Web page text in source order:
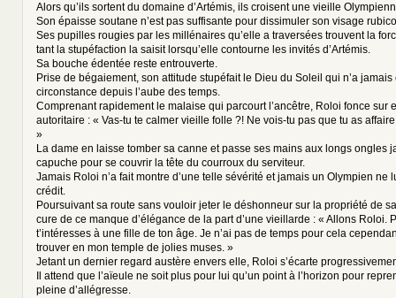
Alors qu’ils sortent du domaine d’Artémis, ils croisent une vieille
Son épaisse soutane n’est pas suffisante pour dissimuler son visage
Ses pupilles rougies par les millénaires qu’elle a traversées trouvent la
tant la stupéfaction la saisit lorsqu’elle contourne les invités d’Artémis.
Sa bouche édentée reste entrouverte.
Prise de bégaiement, son attitude stupéfait le Dieu du Soleil qui n’a
circonstance depuis l’aube des temps.
Comprenant rapidement le malaise qui parcourt l’ancêtre, Roloi fonce sur
autoritaire : « Vas-tu te calmer vieille folle ?! Ne vois-tu pas que tu as
»
La dame en laisse tomber sa canne et passe ses mains aux longs ongles
capuche pour se couvrir la tête du courroux du serviteur.
Jamais Roloi n’a fait montre d’une telle sévérité et jamais un Olympien ne
crédit.
Poursuivant sa route sans vouloir jeter le déshonneur sur la propriété de
cure de ce manque d’élégance de la part d’une vieillarde : « Allons Roloi.
t’intéresses à une fille de ton âge. Je n’ai pas de temps pour cela
trouver en mon temple de jolies muses. »
Jetant un dernier regard austère envers elle, Roloi s’écarte
Il attend que l’aïeule ne soit plus pour lui qu’un point à l’horizon pour
pleine d’allégresse.